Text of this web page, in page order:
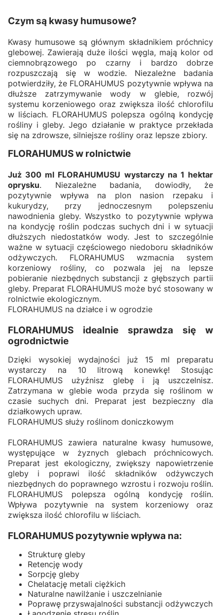
Czym są kwasy humusowe?
Kwasy humusowe są głównym składnikiem próchnicy
glebowej. Zawierają duże ilości węgla, mają kolor od
ciemnobrązowego po czarny i bardzo dobrze
rozpuszczają się w wodzie. Niezależne badania
potwierdziły, że FLORAHUMUS pozytywnie wpływa na
dłuższe zatrzymywanie wody w glebie, rozwój
systemu korzeniowego oraz zwiększa ilość chlorofilu
w liściach. FLORAHUMUS polepsza ogólną kondycję
rośliny i gleby. Jego działanie w praktyce przekłada
się na zdrowsze, silniejsze rośliny oraz lepsze zbiory.
FLORAHUMUS w rolnictwie
Już 300 ml FLORAHUMUSU wystarczy na 1 hektar
oprysku. Niezależne badania, dowiodły, że
pozytywnie wpływa na plon nasion rzepaku i
kukurydzy, przy jednoczesnym polepszeniu
nawodnienia gleby. Wszystko to pozytywnie wpływa
na kondycję roślin podczas suchych dni i w sytuacji
dłuższych niedostatków wody. Jest to szczególnie
ważne w sytuacji częściowego niedoboru składników
odżywczych. FLORAHUMUS wzmacnia system
korzeniowy rośliny, co pozwala jej na lepsze
pobieranie niezbędnych substancji z głębszych partii
gleby. Preparat FLORAHUMUS może być stosowany w
rolnictwie ekologicznym.
FLORAHUMUS na działce i w ogrodzie
FLORAHUMUS idealnie sprawdza się w
ogrodnictwie
Dzięki wysokiej wydajności już 15 ml preparatu
wystarczy na 10 litrową konewkę! Stosując
FLORAHUMUS użyźnisz glebę i ją uszczelnisz.
Zatrzymana w glebie woda przyda się roślinom w
czasie suchych dni. Preparat jest bezpieczny dla
działkowych upraw.
FLORAHUMUS służy roślinom doniczkowym
FLORAHUMUS zawiera naturalne kwasy humusowe,
występujące w żyznych glebach próchnicowych.
Preparat jest ekologiczny, zwiększy napowietrzenie
gleby i poprawi ilość składników odżywczych
niezbędnych do poprawnego wzrostu i rozwoju roślin.
FLORAHUMUS polepsza ogólną kondycję roślin.
Wpływa pozytywnie na system korzeniowy oraz
zwiększa ilość chlorofilu w liściach.
FLORAHUMUS pozytywnie wpływa na:
Strukturę gleby
Retencję wody
Sorpcję gleby
Chelatację metali ciężkich
Naturalne nawilżanie i uszczelnianie
Poprawę przyswajalności substancji odżywczych